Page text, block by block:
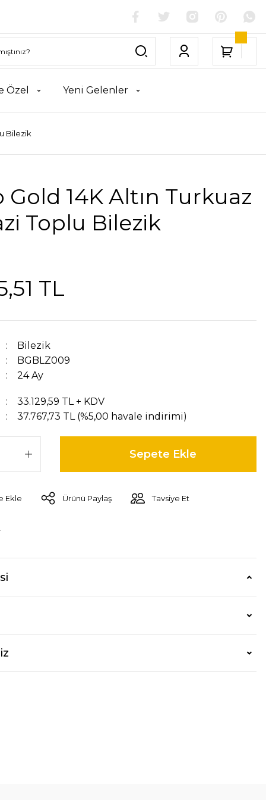
Özel Yeni Gelenler
Bilezik
Gold 14K Altın Turkuaz
Toplu Bilezik
TL
Bilezik
BGBLZ009
24 Ay
33.129,59 TL + KDV
37.767,73 TL (%5,00 havale indirimi)
Sepete Ekle
Ürünü Paylaş Tavsiye Et